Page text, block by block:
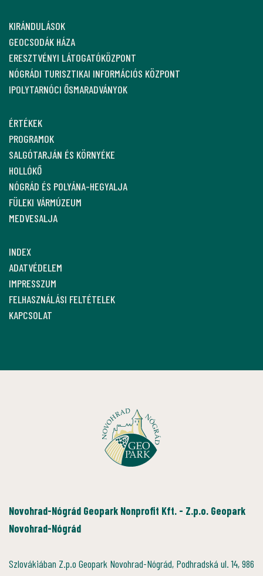
KIRÁNDULÁSOK
GEOCSODÁK HÁZA
ERESZTVÉNYI LÁTOGATÓKÖZPONT
NÓGRÁDI TURISZTIKAI INFORMÁCIÓS KÖZPONT
IPOLYTARNÓCI ŐSMARADVÁNYOK
ÉRTÉKEK
PROGRAMOK
SALGÓTARJÁN ÉS KÖRNYÉKE
HOLLÓKŐ
NÓGRÁD ÉS POLYÁNA-HEGYALJA
FÜLEKI VÁRMÚZEUM
MEDVESALJA
INDEX
ADATVÉDELEM
IMPRESSZUM
FELHASZNÁLÁSI FELTÉTELEK
KAPCSOLAT
Novohrad-Nógrád Geopark Nonprofit Kft. - Z.p.o. Geopark
Novohrad-Nógrád
Szlovákiában Z.p.o Geopark Novohrad-Nógrád, Podhradská ul. 14, 986